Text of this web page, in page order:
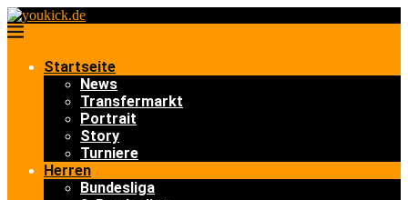
Startseite
News
Transfermarkt
Portrait
Story
Turniere
Herren
Bundesliga